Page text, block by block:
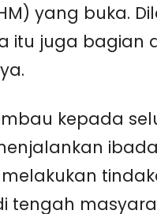
yang buka.
itu juga bagian
kepada
tengah